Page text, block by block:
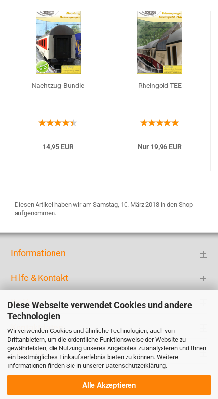
Diese Webseite verwendet Cookies und andere
Technologien
Wir verwenden Cookies und ähnliche Technologien, auch von
Drittanbietern, um die ordentliche Funktionsweise der Website zu
gewährleisten, die Nutzung unseres Angebotes zu analysieren und Ihnen
ein bestmögliches Einkaufserlebnis bieten zu können. Weitere
Informationen finden Sie in unserer Datenschutzerklärung.
Alle Akzeptieren
Nachtzug-Bundle
14,95 EUR
Rheingold TEE
Nur 19,96 EUR
Diesen Artikel haben wir am Samstag, 10. März 2018 in den Shop
aufgenommen.
Informationen
Hilfe & Kontakt
Ihr Konto
Kontaktdaten
Zahlung